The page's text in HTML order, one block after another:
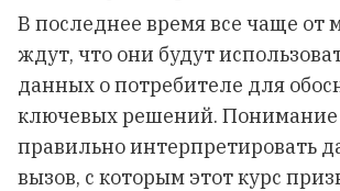
В последнее время все чаще от
ждут, что они будут
данных о потребителе для
ключевых решений. Понимание
правильно интерпретировать
вызов, с которым этот курс